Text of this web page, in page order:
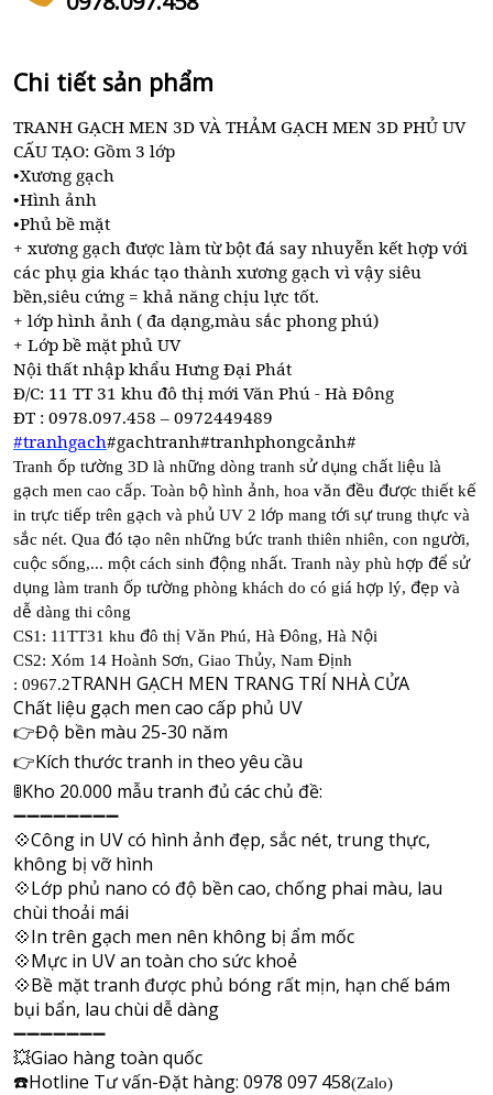
Chi tiết sản phẩm
TRANH GẠCH MEN 3D VÀ THẢM GẠCH MEN 3D PHỦ UV
CẤU TẠO: Gồm 3 lớp
•Xương gạch
•Hình ảnh
•Phủ bề mặt
+ xương gạch được làm từ bột đá say nhuyễn kết hợp với
các phụ gia khác tạo thành xương gạch vì vậy siêu
bền,siêu cứng = khả năng chịu lực tốt.
+ lớp hình ảnh ( đa dạng,màu sắc phong phú)
+ Lớp bề mặt phủ UV
Nội thất nhập khẩu Hưng Đại Phát
Đ/C: 11 TT 31 khu đô thị mới Văn Phú - Hà Đông
ĐT : 0978.097.458 – 0972449489
#tranhgach#gachtranh#tranhphongcảnh#
Tranh ốp tường 3D là những dòng tranh sửdụng chất liệu là
gạch men cao cấp. Toàn bộ hình ảnh, hoa văn đều được thiết kế
in trực tiếp trên gạch và phủ UV 2 lớp mang tới sựtrung thực và
sắc nét. Qua đó tạo nên những bức tranh thiên nhiên, con người,
cuộc sống,... một cách sinh động nhất. Tranh này phù hợp để sử
dụng làm tranh ốp tường phòng khách do có giá hợp lý, đẹp và
dễ dàng thi công
CS1: 11TT31 khu đô thị Văn Phú, Hà Đông, Hà Nội
CS2: Xóm 14 Hoành Sơn, Giao Thủy, Nam Định
: 0967.2TRANH GẠCH MEN TRANG TRÍ NHÀ CỬA
Chất liệu gạch men cao cấp phủ UV
👉Độ bền màu 25-30 năm
👉Kích thước tranh in theo yêu cầu
🚦Kho 20.000 mẫu tranh đủ các chủ đề:
➖➖➖➖➖➖➖➖
💠Công in UV có hình ảnh đẹp, sắc nét, trung thực,
không bị vỡ hình
💠Lớp phủ nano có độ bền cao, chống phai màu, lau
chùi thoải mái
💠In trên gạch men nên không bị ẩm mốc
💠Mực in UV an toàn cho sức khoẻ
💠Bề mặt tranh được phủ bóng rất mịn, hạn chế bám
bụi bẩn, lau chùi dễ dàng
➖➖➖➖➖➖➖
💥Giao hàng toàn quốc
☎Hotline Tư vấn-Đặt hàng: 0978 097 458(Zalo)